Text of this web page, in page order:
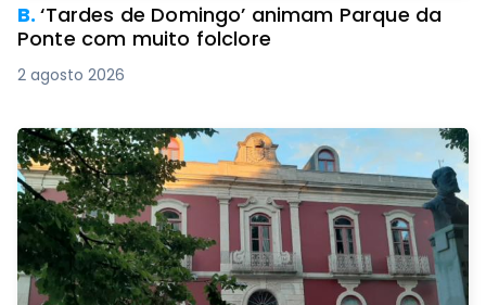
B.‘Tardes de Domingo’ animam Parque da
Ponte com muito folclore
2 agosto 2026